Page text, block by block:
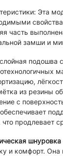
Эта
часть
замши и
подошва
из резины
с
что продлевает
шнуровка
и комфорт. Она